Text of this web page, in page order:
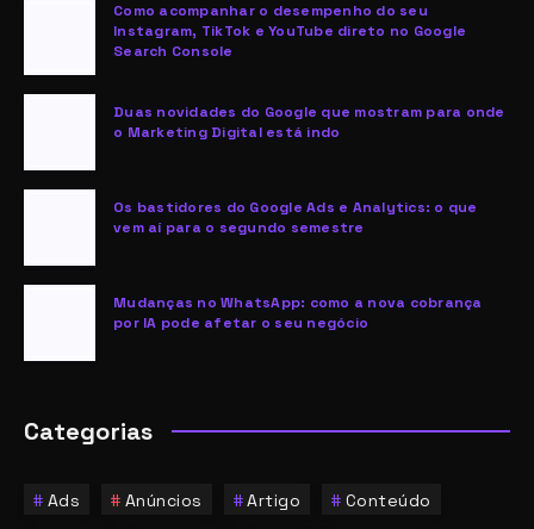
Como acompanhar o desempenho do seu
Instagram, TikTok e YouTube direto no Google
Search Console
Duas novidades do Google que mostram para onde
o Marketing Digital está indo
Os bastidores do Google Ads e Analytics: o que
vem aí para o segundo semestre
Mudanças no WhatsApp: como a nova cobrança
por IA pode afetar o seu negócio
Categorias
Ads Anúncios Artigo Conteúdo